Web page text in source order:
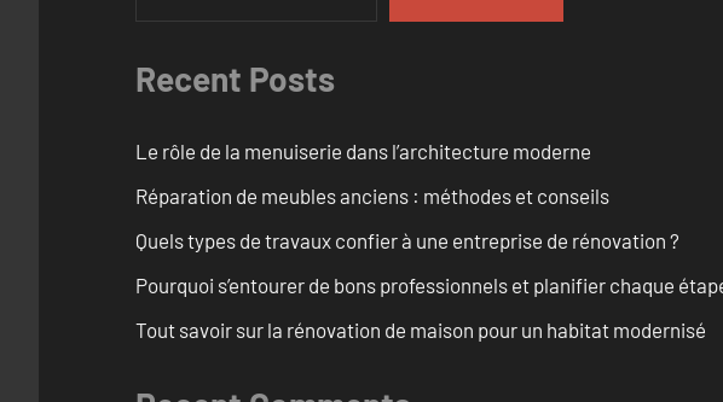
Recent Posts
Le rôle de la menuiserie dans l’architecture moderne
Réparation de meubles anciens : méthodes et conseils
Quels types de travaux confier à une entreprise de rénovation ?
Pourquoi s’entourer de bons professionnels et planifier chaque
Tout savoir sur la rénovation de maison pour un habitat modernisé